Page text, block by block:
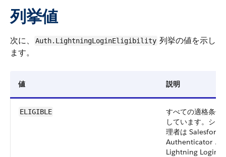
列挙値
次に、 Auth.LightningLoginEligibility 列挙の値を示し
ます。
値 説明
ELIGIBLE
すべての適格条件
しています。シス
理者は Salesforce
Authenticator と
Lightning Login